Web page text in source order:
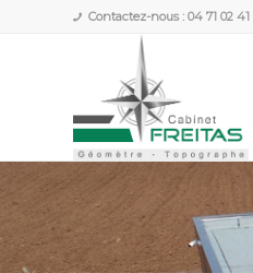
Contactez-nous : 04 71 02 41